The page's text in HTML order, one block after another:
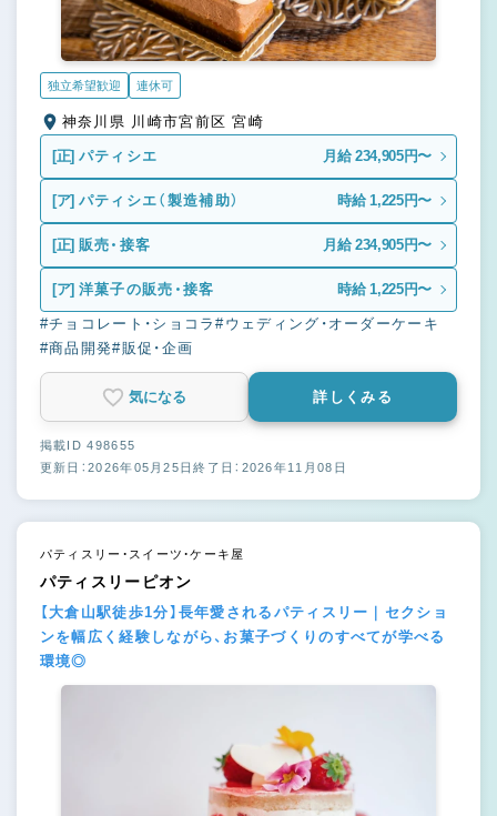
独立希望歓迎 連休可
神奈川県 川崎市宮前区 宮崎
[正] パティシエ 月給 234,905円〜
[ア] パティシエ（製造補助） 時給 1,225円〜
[正] 販売・接客 月給 234,905円〜
[ア] 洋菓子の販売・接客 時給 1,225円〜
#チョコレート・ショコラ#ウェディング・オーダーケーキ
#商品開発#販促・企画
気になる 詳しくみる
掲載ID 498655
更新日：2026年05月25日終了日：2026年11月08日
パティスリー・スイーツ・ケーキ屋
パティスリーピオン
【大倉山駅徒歩1分】長年愛されるパティスリー｜セクショ
ンを幅広く経験しながら、お菓子づくりのすべてが学べる
環境◎